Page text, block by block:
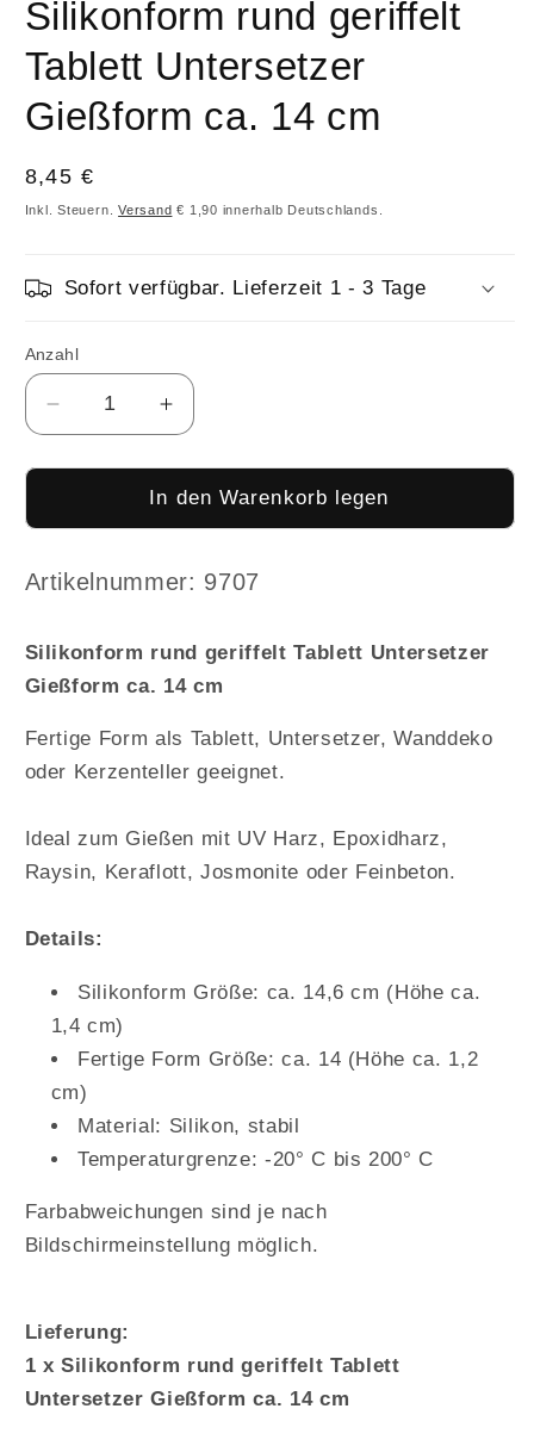
Silikonform rund geriffelt
Tablett Untersetzer
Gießform ca. 14 cm
Normaler
Preis
8,45 €
Inkl. Steuern.Versand € 1,90 innerhalb Deutschlands.
Sofort verfügbar. Lieferzeit 1 - 3 Tage
Anzahl
Anzahl
Verringere
die
Menge
Silikonform
geriffelt
Gießform
ca.
cm
Erhöhe
die
Menge
für
Silikonform
geriffelt
Gießform
ca.
cm
In den Warenkorb legen
Arktikelnummer:
Artikelnummer: 9707
Silikonform rund geriffelt Tablett Untersetzer
Gießform ca. 14 cm
Fertige Form als Tablett, Untersetzer, Wanddeko
oder Kerzenteller geeignet.
Ideal zum Gießen mit UV Harz, Epoxidharz,
Raysin, Keraflott, Josmonite oder Feinbeton.
Details:
Silikonform Größe: ca. 14,6 cm (Höhe ca.
1,4 cm)
Fertige Form Größe: ca. 14 (Höhe ca. 1,2
cm)
Material: Silikon, stabil
Temperaturgrenze: -20° C bis 200° C
Farbabweichungen sind je nach
Bildschirmeinstellung möglich.
Lieferung:
1 x Silikonform rund geriffelt Tablett
Untersetzer Gießform ca. 14 cm